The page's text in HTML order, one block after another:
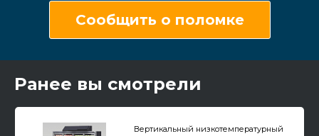
Сообщить о поломке
Ранее вы смотрели
Вертикальный низкотемпературный